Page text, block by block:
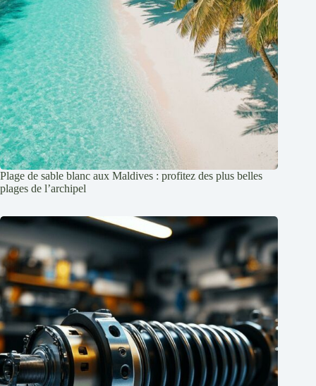
Plage de sable blanc aux Maldives : profitez des plus belles
plages de l’archipel